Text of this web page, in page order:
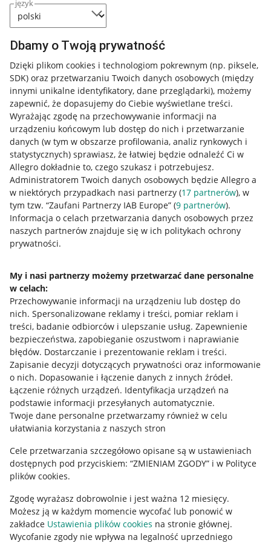
język
Dbamy o Twoją prywatność
Dzięki plikom cookies i technologiom pokrewnym (np. piksele,
SDK) oraz przetwarzaniu Twoich danych osobowych (między
innymi unikalne identyfikatory, dane przeglądarki), możemy
zapewnić, że dopasujemy do Ciebie wyświetlane treści.
Wyrażając zgodę na przechowywanie informacji na
urządzeniu końcowym lub dostęp do nich i przetwarzanie
danych (w tym w obszarze profilowania, analiz rynkowych i
statystycznych) sprawiasz, że łatwiej będzie odnaleźć Ci w
Allegro dokładnie to, czego szukasz i potrzebujesz.
Administratorem Twoich danych osobowych będzie Allegro a
w niektórych przypadkach nasi partnerzy (17 partnerów), w
tym tzw. “Zaufani Partnerzy IAB Europe” (9 partnerów).
Informacja o celach przetwarzania danych osobowych przez
naszych partnerów znajduje się w ich politykach ochrony
prywatności.
My i nasi partnerzy możemy przetwarzać dane personalne
w celach:
Przechowywanie informacji na urządzeniu lub dostęp do
nich. Spersonalizowane reklamy i treści, pomiar reklam i
treści, badanie odbiorców i ulepszanie usług. Zapewnienie
bezpieczeństwa, zapobieganie oszustwom i naprawianie
błędów. Dostarczanie i prezentowanie reklam i treści.
Zapisanie decyzji dotyczących prywatności oraz informowanie
o nich. Dopasowanie i łączenie danych z innych źródeł.
Łączenie różnych urządzeń. Identyfikacja urządzeń na
podstawie informacji przesyłanych automatycznie.
Twoje dane personalne przetwarzamy również w celu
ułatwiania korzystania z naszych stron
Cele przetwarzania szczegółowo opisane są w ustawieniach
dostępnych pod przyciskiem: “ZMIENIAM ZGODY” i w Polityce
plików cookies.
Zgodę wyrażasz dobrowolnie i jest ważna 12 miesięcy.
Możesz ją w każdym momencie wycofać lub ponowić w
zakładce Ustawienia plików cookies na stronie głównej.
Wycofanie zgody nie wpływa na legalność uprzedniego
Przydatne informacje
Jak to działa
Allegro Gadane dla sprzedających
Allegro Gadane dla kupujących
Mapa miejscowości
Informacje prawne
Regulamin
Polityka plików "cookies"
Ustawienia plików "cookies"
Udostępnianie lokalizacji
Informacje dla Aktu o Usługach Cyfrowych
Pobierz aplikację